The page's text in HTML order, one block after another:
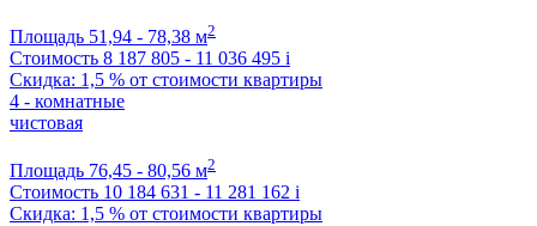
Площадь 51,94 - 78,38 м2
Стоимость 8 187 805 - 11 036 495 i
Скидка: 1,5 % от стоимости квартиры
4 - комнатные
чистовая
Площадь 76,45 - 80,56 м2
Стоимость 10 184 631 - 11 281 162 i
Скидка: 1,5 % от стоимости квартиры